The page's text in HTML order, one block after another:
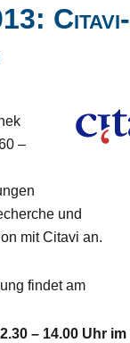
Citavi-
–
und
mit Citavi an.
findet am
– 14.00 Uhr im